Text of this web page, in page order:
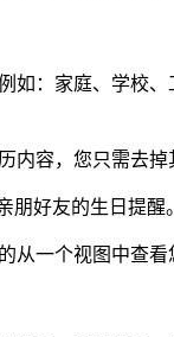
如：家庭、学校
内容，您只需去掉
朋好友的生日提
从一个视图中查